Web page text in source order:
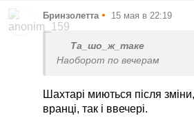
Бринзолетта • 15 мая в 22:19
Та_шо_ж_таке
Наоборот по вечерам
Шахтарі миються після
вранці, так і ввечері.